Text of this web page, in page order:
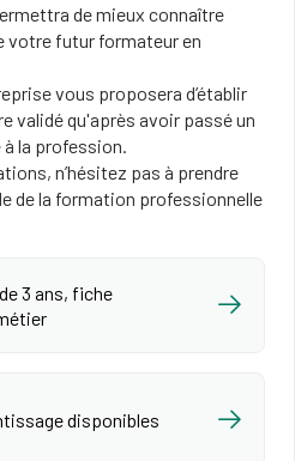
de mieux connaître
votre futur formateur en
vous proposera d’établir
validé qu'après avoir passé un
à la profession.
n’hésitez pas à prendre
de la formation professionnelle
3 ans, fiche
disponibles